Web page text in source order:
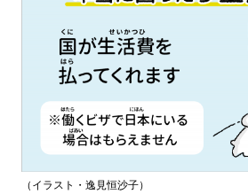
（イラスト・逸見恒沙子）